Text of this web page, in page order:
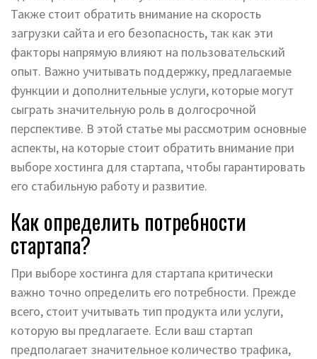
Также стоит обратить внимание на скорость
загрузки сайта и его безопасность, так как эти
факторы напрямую влияют на пользовательский
опыт. Важно учитывать поддержку, предлагаемые
функции и дополнительные услуги, которые могут
сыграть значительную роль в долгосрочной
перспективе. В этой статье мы рассмотрим основные
аспекты, на которые стоит обратить внимание при
выборе хостинга для стартапа, чтобы гарантировать
его стабильную работу и развитие.
Как определить потребности
стартапа?
При выборе хостинга для стартапа критически
важно точно определить его потребности. Прежде
всего, стоит учитывать тип продукта или услуги,
которую вы предлагаете. Если ваш стартап
предполагает значительное количество трафика,